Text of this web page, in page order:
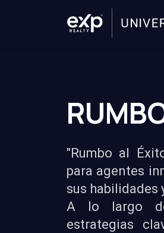
"Rumbo al
para agentes
sus habilidades
A lo largo
estrategias